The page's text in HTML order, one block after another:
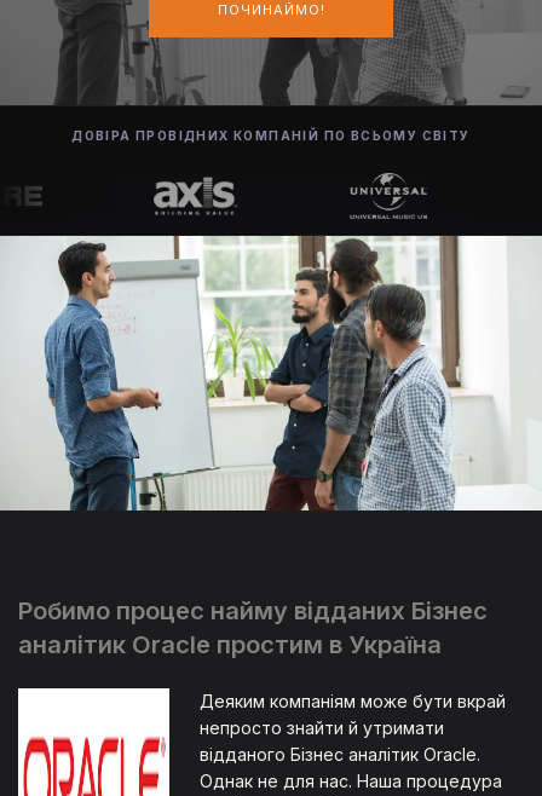
ПОЧИНАЙМО
ПОЧИНАЙМО!
ДОВІРА ПРОВІДНИХ КОМПАНІЙ ПО ВСЬОМУ СВІТУ
Робимо процес найму відданих Бізнес
аналітик Oracle простим в Україна
Деяким компаніям може бути вкрай
непросто знайти й утримати
відданого Бізнес аналітик Oracle.
Однак не для нас. Наша процедура